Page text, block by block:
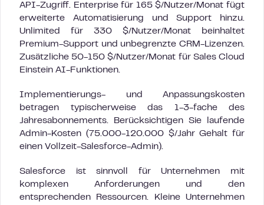
API-Zugriff. Enterprise für 165 $/Nutzer/Monat fügt
erweiterte Automatisierung und Support hinzu.
Unlimited für 330 $/Nutzer/Monat beinhaltet
Premium-Support und unbegrenzte CRM-Lizenzen.
Zusätzliche 50-150 $/Nutzer/Monat für Sales Cloud
Einstein AI-Funktionen.
Implementierungs- und Anpassungskosten
betragen typischerweise das 1-3-fache des
Jahresabonnements. Berücksichtigen Sie laufende
Admin-Kosten (75.000-120.000 $/Jahr Gehalt für
einen Vollzeit-Salesforce-Admin).
Salesforce ist sinnvoll für Unternehmen mit
komplexen Anforderungen und den
entsprechenden Ressourcen. Kleine Unternehmen